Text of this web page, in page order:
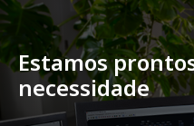
Estamos
necessidade